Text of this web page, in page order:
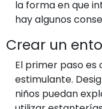
la forma en que
hay algunos
Crear un
El primer paso es
estimulante.
niños puedan